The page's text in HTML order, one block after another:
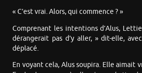
« C’est vrai. Alors, qui commence ? »
Comprenant les intentions d’Alus,
dérangerait pas d’y aller, » dit-elle,
déplacé.
En voyant cela, Alus soupira. Elle aimait